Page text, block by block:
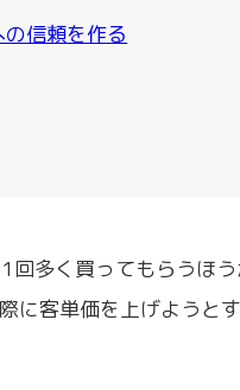
信頼を作る
回多く買ってもらうほう
客単価を上げようと